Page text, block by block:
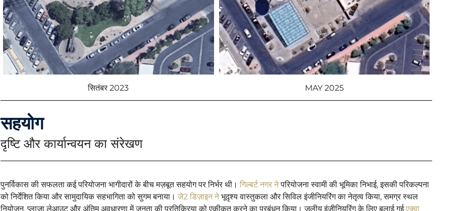
सितंबर 2023 MAY 2025
सहयोग
दृष्टि और कार्यान्वयन का संरेखण
पुनर्विकास की सफलता कई परियोजना भागीदारों के बीच मज़बूत सहयोग पर निर्भर थी।गिल्बर्ट नगर नेपरियोजना स्वामी की भूमिका निभाई, इसकी परिकल्पना
को निर्देशित किया और सामुदायिक सहभागिता को सुगम बनाया।जे2 डिज़ाइन नेभूदृश्य वास्तुकला और सिविल इंजीनियरिंग का नेतृत्व किया, समग्र स्थल
नियोजन, प्लाज़ा लेआउट और अंतिम अवधारणा में जनता की प्रतिक्रिया को एकीकृत करने का प्रबंधन किया। जलीय इंजीनियरिंग के लिए बुलाई गईएक्वा